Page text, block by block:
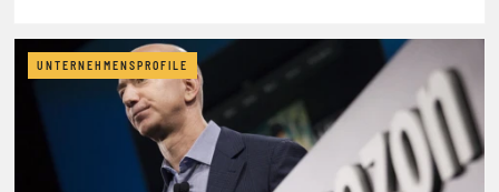
UNTERNEHMENSPROFILE